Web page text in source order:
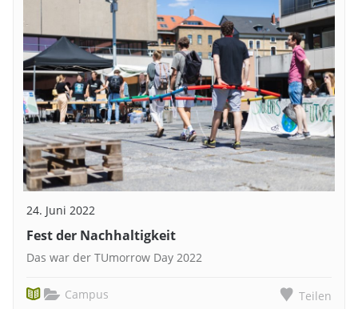
24. Juni 2022
Fest der Nachhaltigkeit
Das war der TUmorrow Day 2022
Campus Teilen